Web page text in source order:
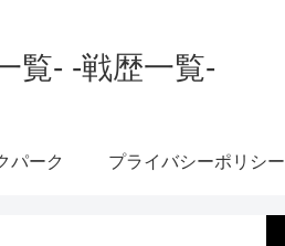
覧- -戦歴一覧-
パーク プライバシーポリシー